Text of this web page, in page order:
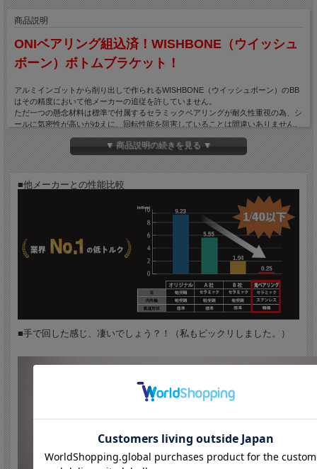
商品説明
ONIベアリング組込済！WISHBONE（ウイッシュ
ボーン）ボトムブラケット！
アルミインゴットから削り出しで作られるWISHBONE（ウイッシュボーン）のBB
はその精度において他メーカーの追従を許していません。
ただ一つの懸念材料は標準で付属するセラミックベアリングが耐久性重視の為、シ
ールに気密性が高いがゆえに、回転性能を阻害していることは間違いありません。
そんな、WISHBONEのBBに標準で付属するセラミックベアリングに比べ、格段に
フリクションロスが少なくパワーを軽減することが可能な脅威の「ONIベアリン
グ」。
その「ONIベアリング」を新品時から組み込んで販売させていただきます。
究極的な回転性能を持つBB（ボトムブラケット）の誕生です。
ロードバイクのボトムブラケット内部で理想的な軌道を動くように設計された
「ONIベアリング」は、 負荷がかかった状態でも非常に回転がスムーズでよれをを
抑え剛性を高くキープできます。
また、セラミック製のベアリングには、適正量のグリスを適所に使うことで、抵抗
が非常に低い高精度の回転を実現しています。
非接触シールながら「ラビリンス構造」を用いることで防水＆防塵性能に優れ、そ
（尚、ボールレースに傷が付く可能性がある為、高所からの落下は禁物です。また
停車時に洗車で水をかける行為はグリスが抜けるので絶対にダメです。）
ウィッシュボーンのボトムブラケット
適合クランク：SRAM DUB ROAD
ベアリング素材：Jtekt ONI Ceramic Bearing
本体素材：7075 T6. FULL CNC-MACHINED
▼ 商品説明の続きを見る ▼
■他メーカーとの性能比較
■手で回した感じ、凄いでしょう？！（私もビックリしました。）